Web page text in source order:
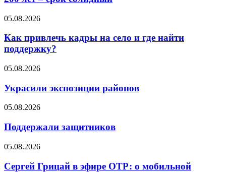
05.08.2026
Как привлечь кадры на село и где найти
поддержку?
05.08.2026
Украсили экспозиции районов
05.08.2026
Поддержали защитников
05.08.2026
Сергей Грицай в эфире ОТР: о мобильной